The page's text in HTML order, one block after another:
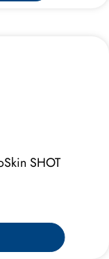
SHOT